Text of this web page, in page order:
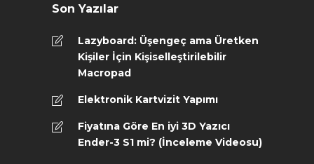
Son Yazılar
Lazyboard: Üşengeç ama Üretken
Kişiler İçin Kişiselleştirilebilir
Macropad
Elektronik Kartvizit Yapımı
Fiyatına Göre En iyi 3D Yazıcı
Ender-3 S1 mi? (İnceleme Videosu)